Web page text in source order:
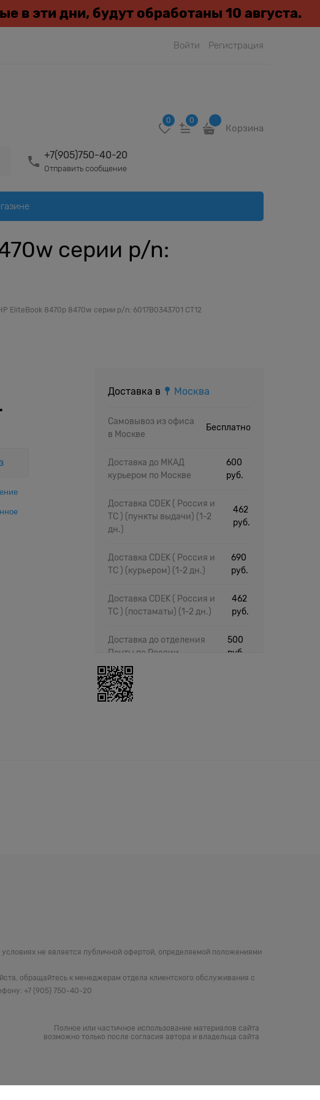
в эти дни, будут обработаны 10 августа.
Войти Регистрация
+7(905)750-40-20
Отправить сообщение
0 0
Корзина
серии p/n:
EliteBook 8470p 8470w серии p/n: 6017B0343701 CT12
Доставка в Москва
Самовывоз из офиса
в Москве
Бесплатно
Доставка до МКАД
курьером по Москве
600
руб.
Доставка CDEK ( Россия и
ТС ) (пункты выдачи) (1-2
дн.)
462
руб.
Доставка CDEK ( Россия и
ТС ) (курьером) (1-2 дн.)
690
руб.
Доставка CDEK ( Россия и
ТС ) (постаматы) (1-2 дн.)
462
руб.
Доставка до отделения
Почты по России
500
руб.
не является публичной офертой, определяемой положениями
обращайтесь к менеджерам отдела клиентского обслуживания с
+7 (905) 750-40-20
Полное или частичное использование материалов сайта
возможно только после согласия автора и владельца сайта